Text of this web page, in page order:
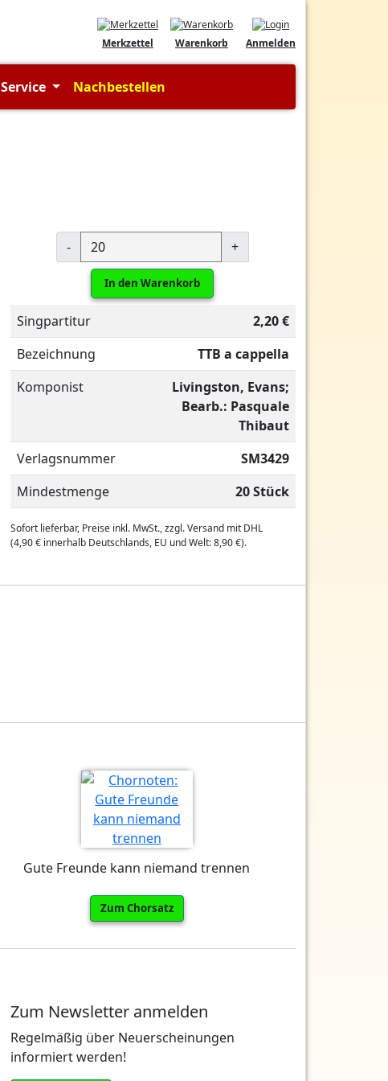
Anmelden
Warenkorb
Merkzettel
Service Nachbestellen
- +
In den Warenkorb
Singpartitur
2,20 €
Bezeichnung
TTB a cappella
Komponist
Livingston, Evans;
Bearb.: Pasquale
Thibaut
Verlagsnummer
SM3429
Mindestmenge
20 Stück
Sofort lieferbar, Preise inkl. MwSt., zzgl. Versand mit DHL
(4,90 € innerhalb Deutschlands, EU und Welt: 8,90 €).
Gute Freunde kann niemand trennen
Zum Chorsatz
Zum Newsletter anmelden
Regelmäßig über Neuerscheinungen
informiert werden!